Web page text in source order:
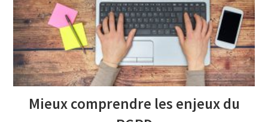
Mieux comprendre les enjeux du